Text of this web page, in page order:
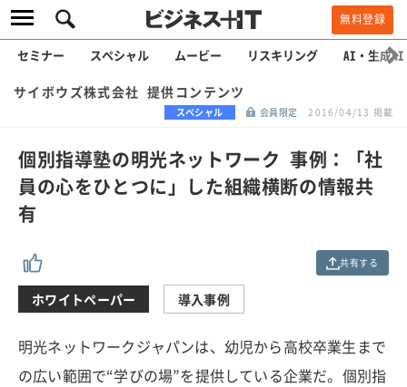
無料登録
セミナー スペシャル ムービー リスキリング AI・生成AI
サイボウズ株式会社 提供コンテンツ
スペシャル 会員限定 2016/04/13 掲載
個別指導塾の明光ネットワーク 事例：「社
員の心をひとつに」した組織横断の情報共
有
共有する
ホワイトペーパー 導入事例
明光ネットワークジャパンは、幼児から高校卒業生まで
の広い範囲で“学びの場”を提供している企業だ。個別指